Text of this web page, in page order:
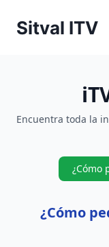
Sitval ITV
Encuentra toda la
¿Cómo
¿Cómo